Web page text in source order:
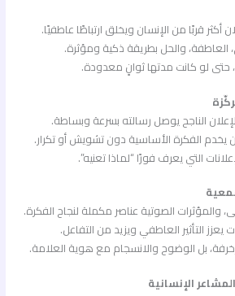
قربًا من الإنسان ويخلق ارتباطًا عاطفيًا.
العاطفة، والحل بطريقة ذكية ومؤثرة.
لو كانت مدتها ثوانٍ معدودة.
الناجح يوصل رسالته بسرعة وبساطة.
يخدم الفكرة الأساسية دون تشويش أو تكرار.
التي يعرف فورًا “لماذا تعنيه”.
والمؤثرات الصوتية عناصر مكملة لنجاح الفكرة.
التأثير العاطفي ويزيد من التفاعل.
بل الوضوح والانسجام مع هوية العلامة.